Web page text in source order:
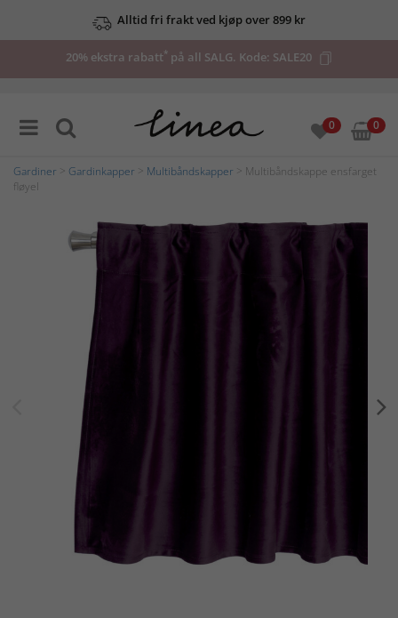
Alltid fri frakt ved kjøp over 899 kr
20% ekstra rabatt* på all SALG. Kode: SALE20
0 0
Gardiner Gardinkapper Multibåndskapper > Multibåndskappe ensfarget
fløyel